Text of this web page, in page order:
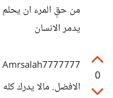
من حقٍ المرء ان يحلم
يدمر الانسان
0
Amrsalah7777777
الافضل. مالا يدرك